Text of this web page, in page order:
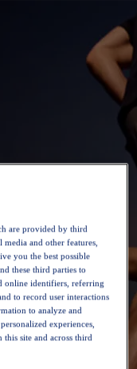
are provided by third
and other features,
you the best possible
these third parties to
online identifiers, referring
to record user interactions
to analyze and
experiences,
site and across third